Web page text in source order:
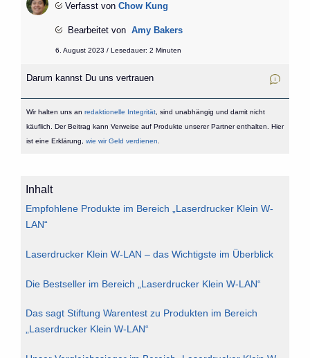
Verfasst von Chow Kung
Bearbeitet von Amy Bakers
6. August 2023 / Lesedauer: 2 Minuten
Darum kannst Du uns vertrauen
Wir halten uns an redaktionelle Integrität, sind unabhängig und damit nicht
käuflich. Der Beitrag kann Verweise auf Produkte unserer Partner enthalten. Hier
ist eine Erklärung, wie wir Geld verdienen
Inhalt
Empfohlene Produkte im Bereich „Laserdrucker Klein W-
LAN“
Laserdrucker Klein W-LAN – das Wichtigste im Überblick
Die Bestseller im Bereich „Laserdrucker Klein W-LAN“
Das sagt Stiftung Warentest zu Produkten im Bereich
„Laserdrucker Klein W-LAN“